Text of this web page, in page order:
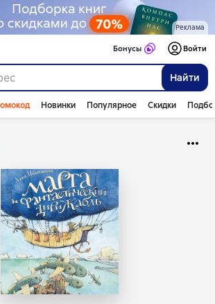
Реклама
Найти
Бонусы Войти
Новинки Популярное Скидки